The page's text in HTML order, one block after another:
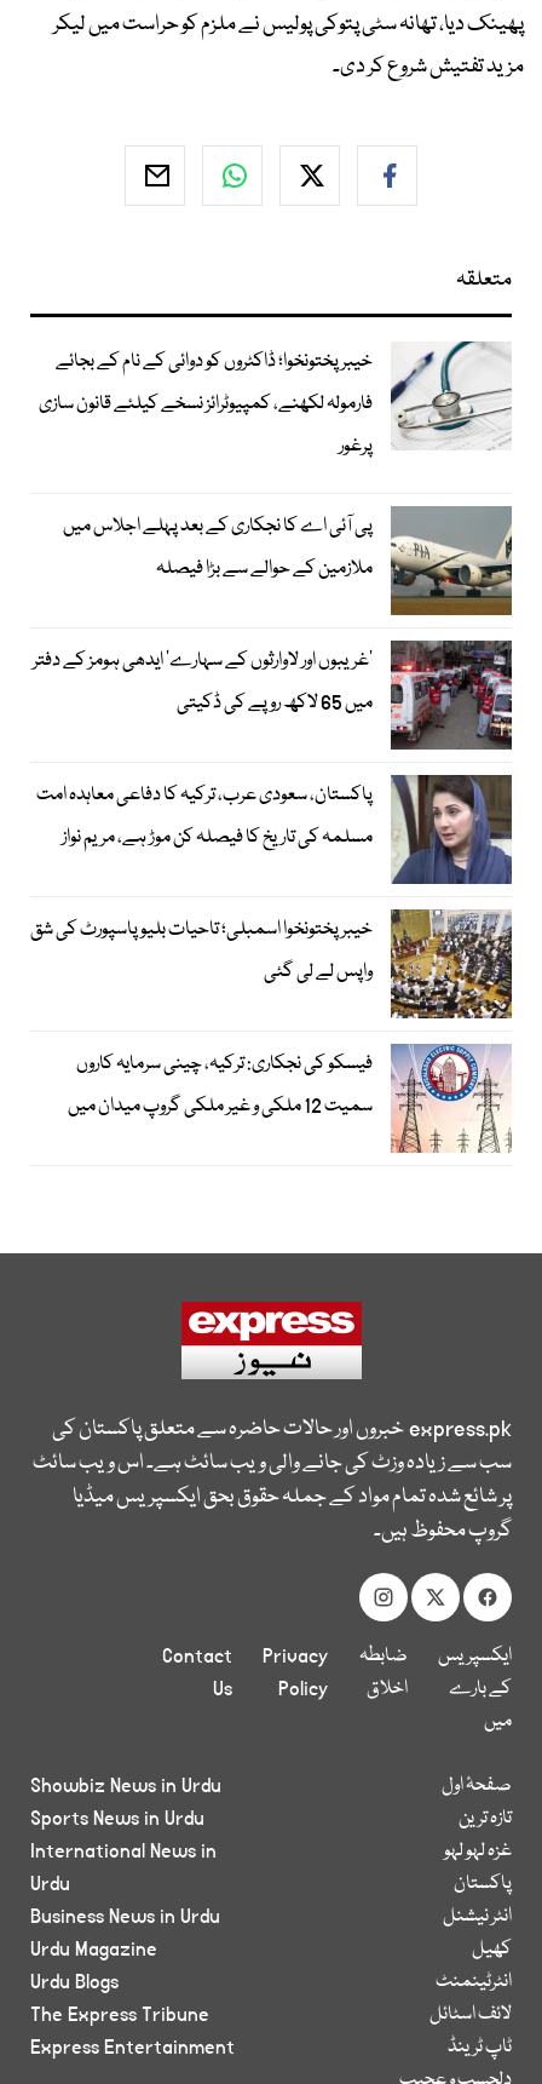
پھینک دیا، تھانہ سٹی پتوکی پولیس نے ملزم کو حراست میں لیکر
مزید تفتیش شروع کر دی۔
متعلقہ
خیبرپختونخوا؛ ڈاکٹروں کو دوائی کے نام کے بجائے
فارمولہ لکھنے، کمپیوٹرائز نسخے کیلئے قانون سازی
پرغور
پی آئی اے کا نجکاری کے بعد پہلے اجلاس میں
ملازمین کے حوالے سے بڑا فیصلہ
’غریبوں اور لاوارثوں کے سہارے‘ ایدھی ہومز کے دفتر
میں 65 لاکھ روپے کی ڈکیتی
پاکستان، سعودی عرب، ترکیہ کا دفاعی معاہدہ امت
مسلمہ کی تاریخ کا فیصلہ کن موڑ ہے، مریم نواز
خیبرپختونخوا اسمبلی؛ تاحیات بلیو پاسپورٹ کی شق
واپس لے لی گئی
فیسکو کی نجکاری: ترکیہ، چینی سرمایہ کاروں
سمیت 12 ملکی و غیر ملکی گروپ میدان میں
express.pkخبروں اور حالات حاضرہ سے متعلق پاکستان کی
سب سے زیادہ وزٹ کی جانے والی ویب سائٹ ہے۔ اس ویب سائٹ
پر شائع شدہ تمام مواد کے جملہ حقوق بحق ایکسپریس میڈیا
گروپ محفوظ ہیں۔
ایکسپریس
کے بارے
میں
ضابطہ
اخلاق
Privacy
Policy
Contact
Us
صفحۂ اول
تازہ ترین
غزہ لہو لہو
پاکستان
انٹر نیشنل
کھیل
انٹرٹینمنٹ
لائف اسٹائل
ٹاپ ٹرینڈ
Showbiz News in Urdu
Sports News in Urdu
International News in
Urdu
Business News in Urdu
Urdu Magazine
Urdu Blogs
The Express Tribune
Express Entertainment